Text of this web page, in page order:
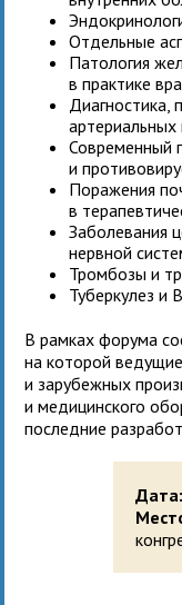
Отдельные
Патология
в практике
Диагностика,
Современный
и
Поражения
в
Заболевания
нервной
Тромбозы и
Туберкулез и
В рамках форума
на которой
и зарубежных
и медицинского
последние
Дата: